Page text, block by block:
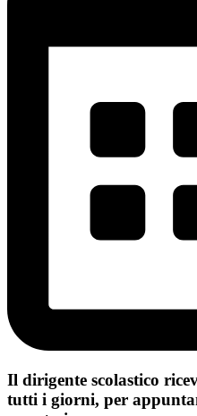
Il dirigente scolastico
tutti i giorni, per